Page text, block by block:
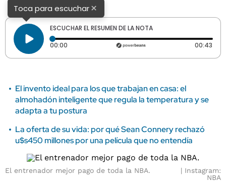
Toca para escuchar×
ESCUCHAR EL RESUMEN DE LA NOTA
00:00 Tiempo transcurrido: 0 segundos 00:43
El invento ideal para los que trabajan en casa: el
almohadón inteligente que regula la temperatura y se
adapta a tu postura
La oferta de su vida: por qué Sean Connery rechazó
u$s450 millones por una película que no entendía
El entrenador mejor pago de toda la NBA.
Instagram:
NBA